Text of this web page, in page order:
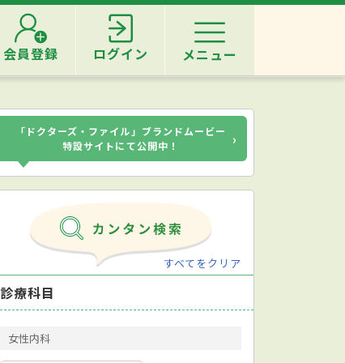
会員登録 ログイン メニュー
「ドクターズ・ファイル」ブランドムービー
特設サイトにて公開中！
›
すべてをクリア
診療科目
女性内科